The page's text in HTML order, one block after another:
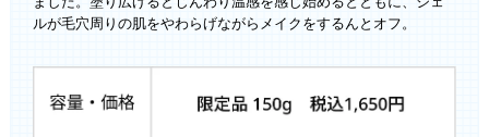
ルが毛穴周りの肌をやわらげながらメイクをするんとオフ。